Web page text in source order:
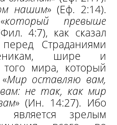
нашим» (Еф. 2:14).
который превыше
4:7), как сказал
Страданиями
шире и
того мира, который
Мир оставляю вам,
не так, как мир
» (Ин. 14:27). Ибо
является зрелым